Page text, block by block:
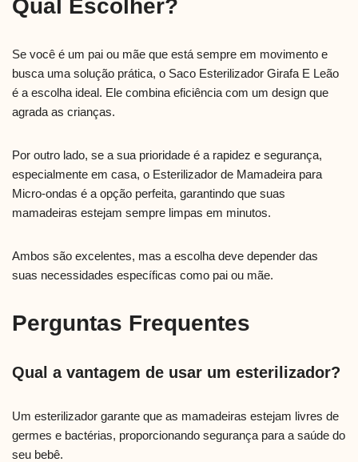
Qual Escolher?
Se você é um pai ou mãe que está sempre em movimento e
busca uma solução prática, o Saco Esterilizador Girafa E Leão
é a escolha ideal. Ele combina eficiência com um design que
agrada as crianças.
Por outro lado, se a sua prioridade é a rapidez e segurança,
especialmente em casa, o Esterilizador de Mamadeira para
Micro-ondas é a opção perfeita, garantindo que suas
mamadeiras estejam sempre limpas em minutos.
Ambos são excelentes, mas a escolha deve depender das
suas necessidades específicas como pai ou mãe.
Perguntas Frequentes
Qual a vantagem de usar um esterilizador?
Um esterilizador garante que as mamadeiras estejam livres de
germes e bactérias, proporcionando segurança para a saúde do
seu bebê.